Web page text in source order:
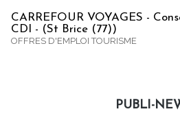
CARREFOUR VOYAGES -
CDI - (St Brice (77))
OFFRES D'EMPLOI TOURISME
PUBLI-